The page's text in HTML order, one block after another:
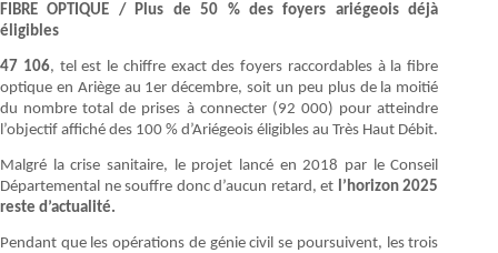
FIBRE OPTIQUE / Plus de 50 % des foyers ariégeois déjà
éligibles
47 106, tel est le chiffre exact des foyers raccordables à la fibre
optique en Ariège au 1er décembre, soit un peu plus de la moitié
du nombre total de prises à connecter (92 000) pour atteindre
l’objectif affiché des 100 % d’Ariégeois éligibles au Très Haut Débit.
Malgré la crise sanitaire, le projet lancé en 2018 par le Conseil
Départemental ne souffre donc d’aucun retard, et l’horizon 2025
reste d’actualité.
Pendant que les opérations de génie civil se poursuivent, les trois